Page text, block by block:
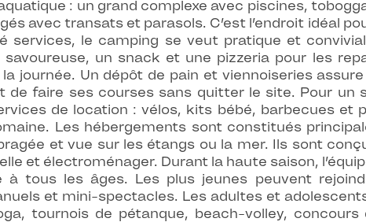
: un grand complexe avec piscines,
avec transats et parasols. C’est l’endroit idéal
services, le camping se veut pratique et
un snack et une pizzeria pour les
journée. Un dépôt de pain et viennoiseries
de faire ses courses sans quitter le site. Pour un
de location : vélos, kits bébé, barbecues et
Les hébergements sont constitués
et vue sur les étangs ou la mer. Ils sont
et électroménager. Durant la haute saison,
à tous les âges. Les plus jeunes peuvent
et mini-spectacles. Les adultes et
tournois de pétanque, beach-volley,